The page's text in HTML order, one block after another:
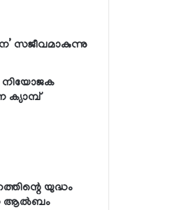
സജീവമാകുന്നു
നിയോജക
ക്യാമ്പ്
യുദ്ധം
ആല്‍ബം